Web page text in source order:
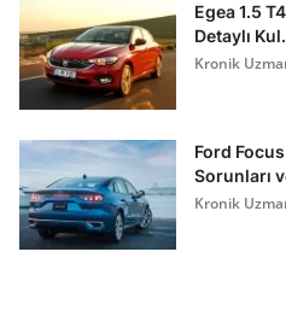
Egea 1.5
Detaylı
Kronik
Ford
Sorunları
Kronik